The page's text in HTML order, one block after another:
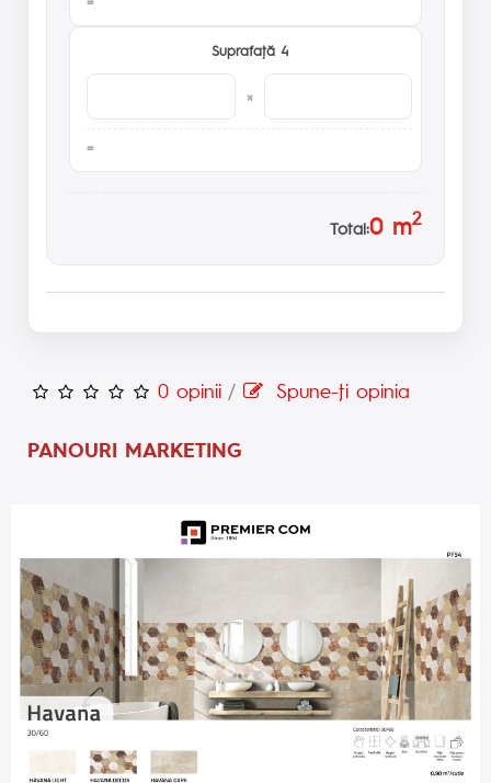
Suprafaţă 4
×
Total:0m2
0 opinii / Spune-ţi opinia
PANOURI MARKETING